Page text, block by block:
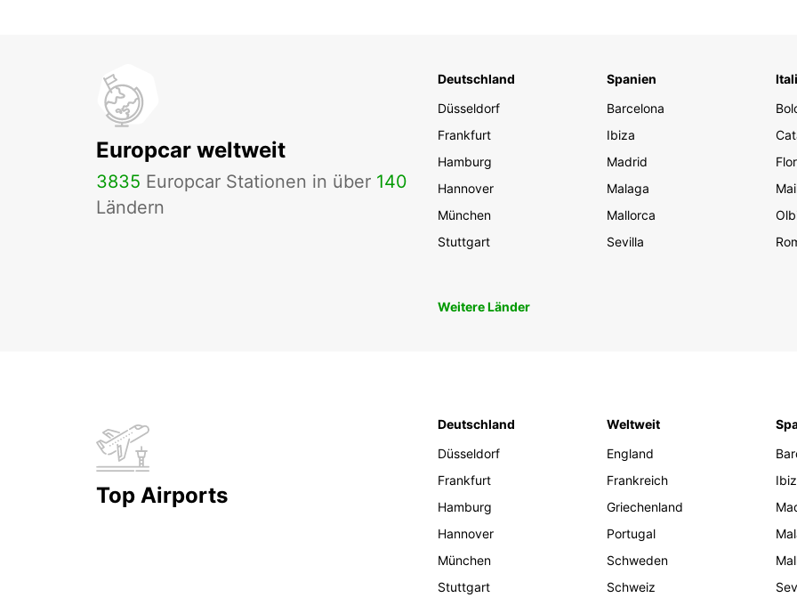
Sie
Europcar weltweit
3835 Europcar Stationen in über 140
Ländern
Deutschland
Düsseldorf
Frankfurt
Hamburg
Hannover
München
Stuttgart
Spanien
Barcelona
Ibiza
Madrid
Malaga
Mallorca
Sevilla
Weitere Länder
Top Airports
Deutschland
Düsseldorf
Frankfurt
Hamburg
Hannover
München
Stuttgart
Weltweit
England
Frankreich
Griechenland
Portugal
Schweden
Schweiz